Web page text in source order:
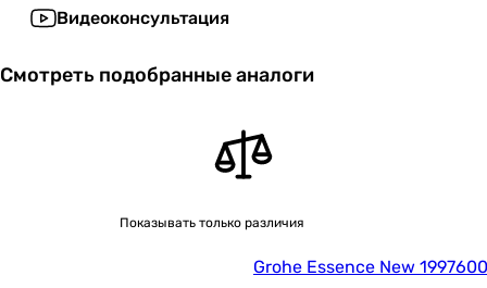
Видеоконсультация
Смотреть подобранные аналоги
Показывать только различия
Grohe Essence New